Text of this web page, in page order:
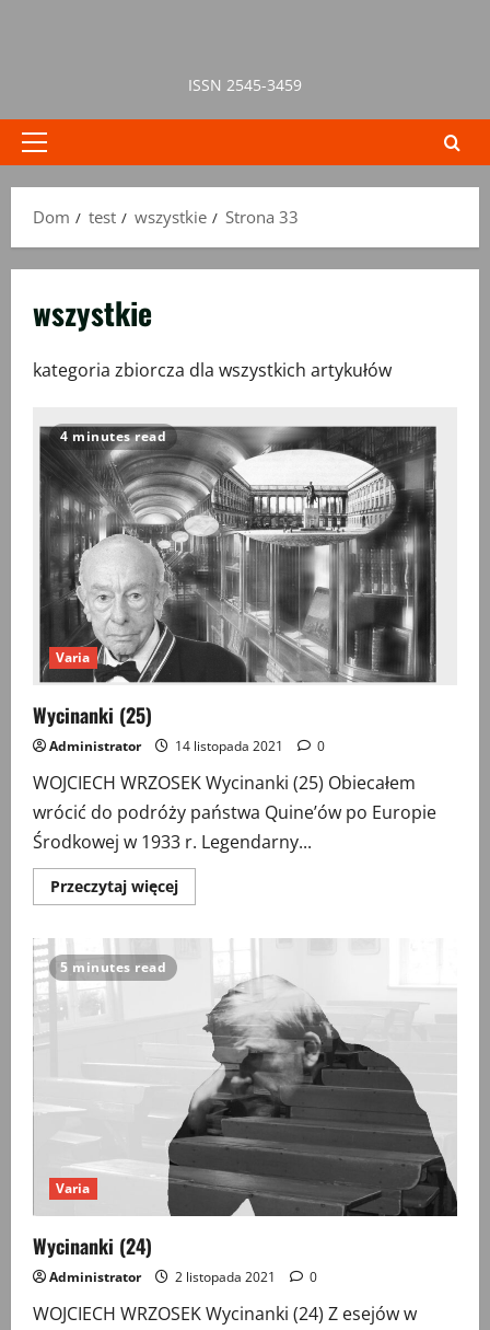
ISSN 2545-3459
Menu
Dom
test wszystkie Strona 33
wszystkie
kategoria zbiorcza dla wszystkich artykułów
4 minutes read
Varia
Wycinanki (25)
Administrator 14 listopada 2021 0
WOJCIECH WRZOSEK Wycinanki (25) Obiecałem
wrócić do podróży państwa Quine’ów po Europie
Środkowej w 1933 r. Legendarny...
Przeczytaj więcejPrzeczytaj
więcej
5 minutes read
Varia
Wycinanki (24)
Administrator 2 listopada 2021 0
WOJCIECH WRZOSEK Wycinanki (24) Z esejów w